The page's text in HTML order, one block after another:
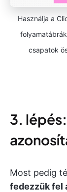
Használja a
csapatok
3.
Most pedig
fedezzük fel